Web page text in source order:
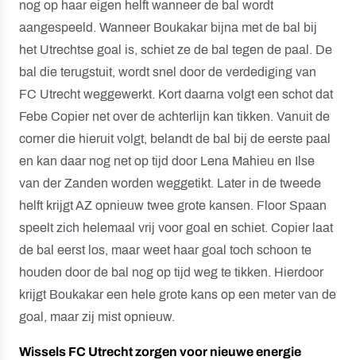
nog op haar eigen helft wanneer de bal wordt
aangespeeld. Wanneer Boukakar bijna met de bal bij
het Utrechtse goal is, schiet ze de bal tegen de paal. De
bal die terugstuit, wordt snel door de verdediging van
FC Utrecht weggewerkt. Kort daarna volgt een schot dat
Febe Copier net over de achterlijn kan tikken. Vanuit de
corner die hieruit volgt, belandt de bal bij de eerste paal
en kan daar nog net op tijd door Lena Mahieu en Ilse
van der Zanden worden weggetikt. Later in de tweede
helft krijgt AZ opnieuw twee grote kansen. Floor Spaan
speelt zich helemaal vrij voor goal en schiet. Copier laat
de bal eerst los, maar weet haar goal toch schoon te
houden door de bal nog op tijd weg te tikken. Hierdoor
krijgt Boukakar een hele grote kans op een meter van de
goal, maar zij mist opnieuw.
Wissels FC Utrecht zorgen voor nieuwe energie